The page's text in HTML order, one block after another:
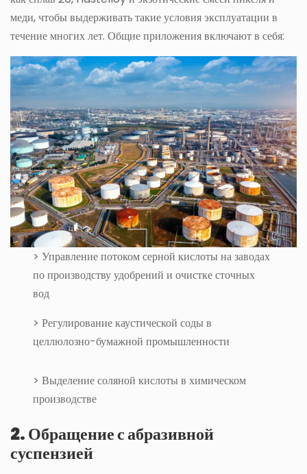
меди, чтобы выдерживать такие условия эксплуатации в
течение многих лет. Общие приложения включают в себя:
> Управление потоком серной кислоты на заводах
по производству удобрений и очистке сточных
вод
> Регулирование каустической соды в
целлюлозно-бумажной промышленности
> Выделение соляной кислоты в химическом
производстве
2. Обращение с абразивной
суспензией